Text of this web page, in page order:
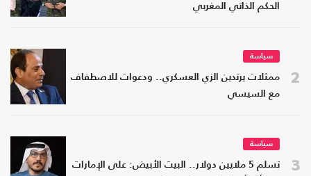
الحكم الذاتي المغربي
2
سياسة
ممثلات يرتدين الزي العسكري.. ودعوات للاصطفاف
مع السيسي
3
سياسة
تسلم 5 ملايين دولار.. البيت الأبيض: على الإمارات